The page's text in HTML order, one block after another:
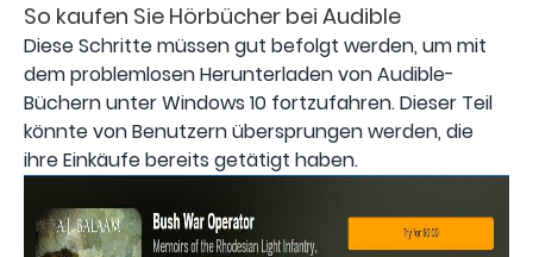
So kaufen Sie Hörbücher bei Audible
Diese Schritte müssen gut befolgt werden, um mit
dem problemlosen Herunterladen von Audible-
Büchern unter Windows 10 fortzufahren. Dieser Teil
könnte von Benutzern übersprungen werden, die
ihre Einkäufe bereits getätigt haben.